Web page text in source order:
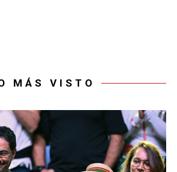
MÁS VISTO